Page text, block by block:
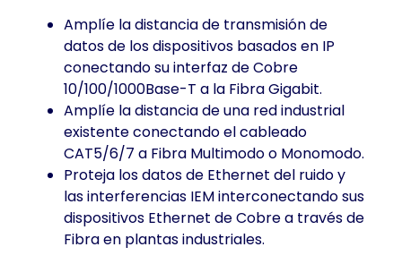
Amplíe la distancia de transmisión de
datos de los dispositivos basados en IP
conectando su interfaz de Cobre
10/100/1000Base-T a la Fibra Gigabit.
Amplíe la distancia de una red industrial
existente conectando el cableado
CAT5/6/7 a Fibra Multimodo o Monomodo.
Proteja los datos de Ethernet del ruido y
las interferencias IEM interconectando sus
dispositivos Ethernet de Cobre a través de
Fibra en plantas industriales.